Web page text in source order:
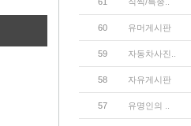
60 유머게시판
59 자동차사진..
58 자유게시판
57 유명인의 ..